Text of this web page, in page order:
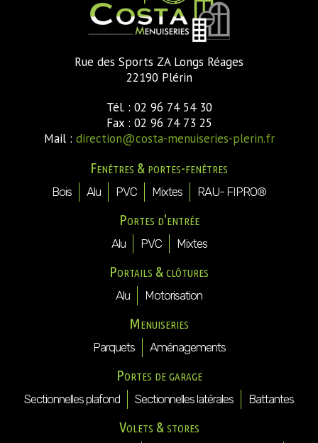
Rue des Sports ZA Longs Réages
22190 Plérin
Tél. : 02 96 74 54 30
Fax : 02 96 74 73 25
Mail : direction@costa-menuiseries-plerin.fr
Fenêtres & portes-fenêtres
Bois Alu PVC Mixtes RAU- FIPRO®
Portes d'entrée
Alu PVC Mixtes
Portails & clôtures
Alu Motorisation
Menuiseries
Parquets Aménagements
Portes de garage
Sectionnelles plafond Sectionnelles latérales Battantes
Volets & stores